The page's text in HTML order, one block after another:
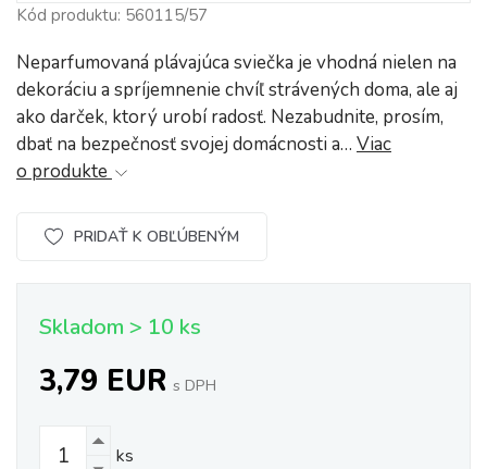
Kód produktu: 560115/57
Neparfumovaná plávajúca sviečka je vhodná nielen na
dekoráciu a spríjemnenie chvíľ strávených doma, ale aj
ako darček, ktorý urobí radosť. Nezabudnite, prosím,
dbať na bezpečnosť svojej domácnosti a… Viac
o produkte
PRIDAŤ K OBĽÚBENÝM
Skladom > 10 ks
3,79 EUR s DPH
ks